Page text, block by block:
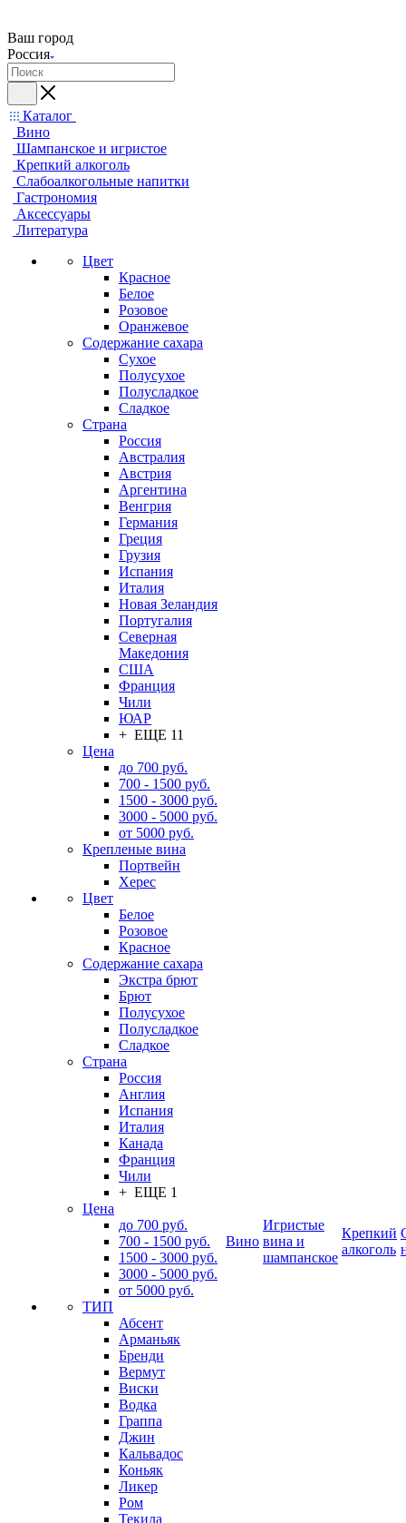
Ваш город
Россия
Каталог
Вино
Шампанское и игристое
Крепкий алкоголь
Слабоалкогольные напитки
Гастрономия
Аксессуары
Литература
Цвет
Красное
Белое
Розовое
Оранжевое
Содержание сахара
Сухое
Полусухое
Полусладкое
Сладкое
Страна
Россия
Австралия
Австрия
Аргентина
Венгрия
Германия
Греция
Грузия
Испания
Италия
Новая Зеландия
Португалия
Северная
Македония
США
Франция
Чили
ЮАР
+ ЕЩЕ 11
Цена
до 700 руб.
700 - 1500 руб.
1500 - 3000 руб.
3000 - 5000 руб.
от 5000 руб.
Крепленые вина
Портвейн
Херес
Цвет
Белое
Розовое
Красное
Содержание сахара
Экстра брют
Брют
Полусухое
Полусладкое
Сладкое
Страна
Россия
Англия
Испания
Италия
Канада
Франция
Чили
+ ЕЩЕ 1
Цена
до 700 руб.
700 - 1500 руб.
1500 - 3000 руб.
3000 - 5000 руб.
от 5000 руб.
ТИП
Абсент
Арманьяк
Бренди
Вермут
Виски
Водка
Граппа
Джин
Кальвадос
Коньяк
Ликер
Ром
Текила
Вино
Игристые
вина и
шампанское
Крепкий
алкоголь